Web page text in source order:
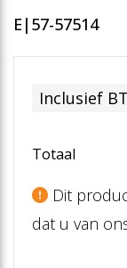
E|57-57514
Inclusief
Totaal
Dit
dat u van